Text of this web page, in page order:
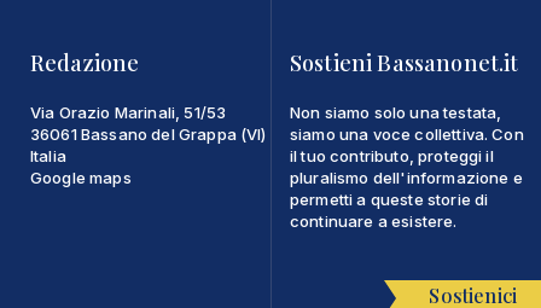
Redazione
Via Orazio Marinali, 51/53
36061 Bassano del Grappa (VI)
Italia
Google maps
Sostieni Bassanonet.it
Non siamo solo una testata,
siamo una voce collettiva. Con
il tuo contributo, proteggi il
pluralismo dell'informazione e
permetti a queste storie di
continuare a esistere.
Sostienici